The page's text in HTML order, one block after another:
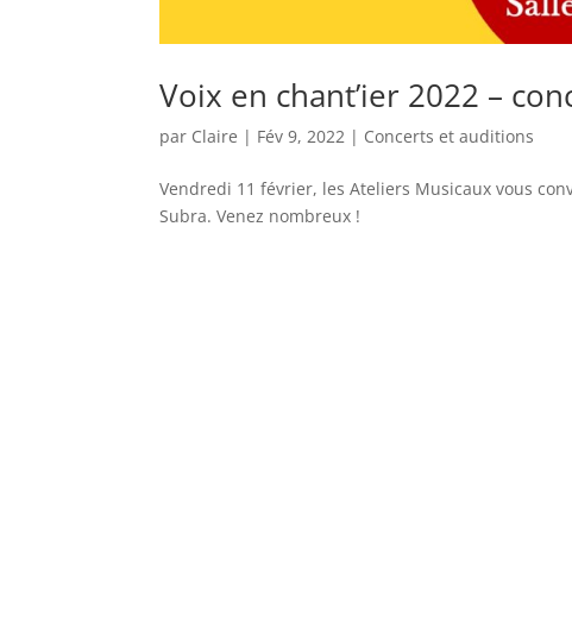
Voix en chant’ier 2022 –
par Claire | Fév 9, 2022 | Concerts et auditions
Vendredi 11 février, les Ateliers Musicaux vous
Subra. Venez nombreux !